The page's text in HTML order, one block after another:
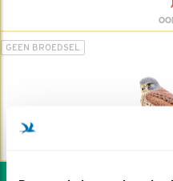
GEEN BROEDSEL